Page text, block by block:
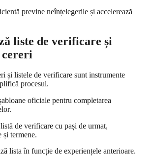
previne neînțelegerile și accelerează
liste de verificare și
cereri
și listele de verificare sunt instrumente
procesul.
oficiale pentru completarea
de verificare cu pași de urmat,
și termene.
lista în funcție de experiențele anterioare.